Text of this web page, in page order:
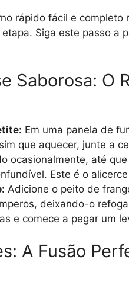
rápido fácil e completo
Siga este passo a
Saborosa: O
Em uma panela de
que aquecer, junte a
ocasionalmente, até
Este é o
Adicione o peito de
deixando-o
e comece a pegar um
A Fusão